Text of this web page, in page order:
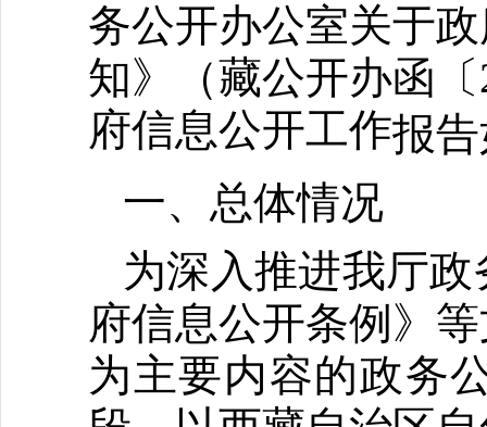
务公开办公室关于
知》（藏公开办函
府信息公开工作报
一、总体情况
为深入推进我厅
府信息公开条例》
为主要内容的政务